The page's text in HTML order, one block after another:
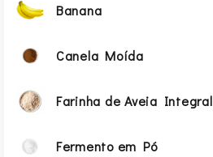
Banana
Canela Moída
Farinha de Aveia Integral
Fermento em Pó